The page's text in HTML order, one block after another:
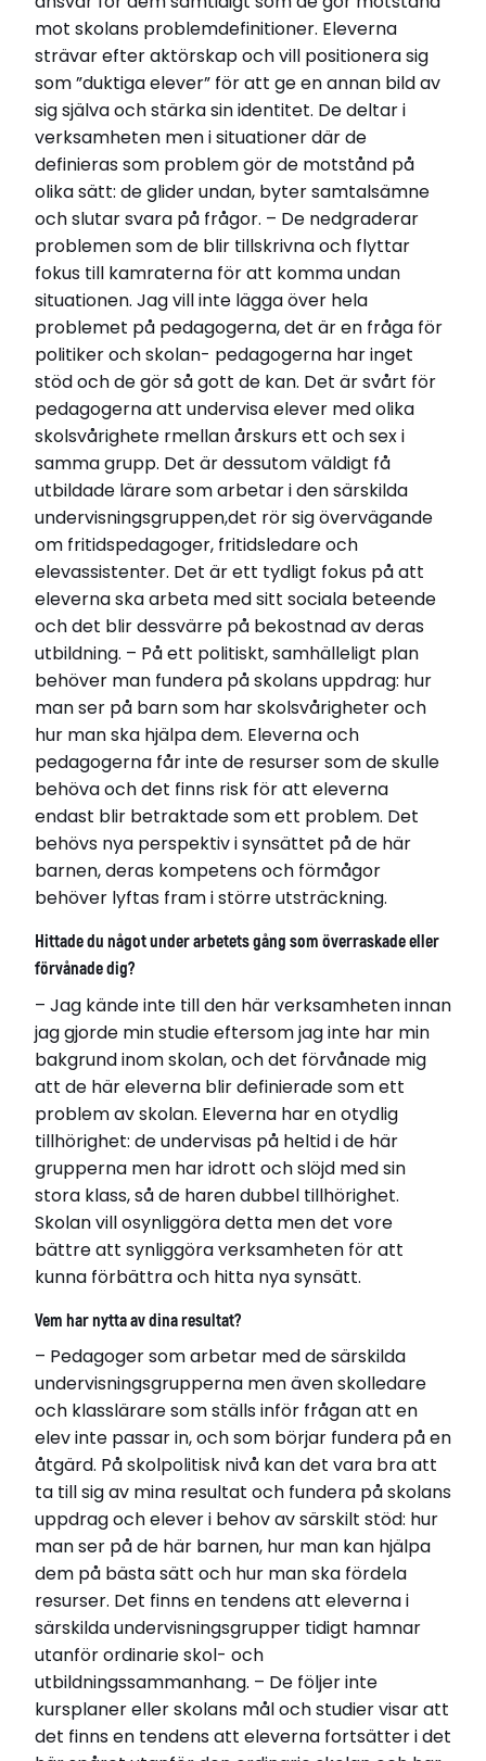
mot skolans problemdefinitioner. Eleverna
strävar efter aktörskap och vill positionera sig
som ”duktiga elever” för att ge en annan bild av
sig själva och stärka sin identitet. De deltar i
verksamheten men i situationer där de
definieras som problem gör de motstånd på
olika sätt: de glider undan, byter samtalsämne
och slutar svara på frågor. – De nedgraderar
problemen som de blir tillskrivna och flyttar
fokus till kamraterna för att komma undan
situationen. Jag vill inte lägga över hela
problemet på pedagogerna, det är en fråga för
politiker och skolan- pedagogerna har inget
stöd och de gör så gott de kan. Det är svårt för
pedagogerna att undervisa elever med olika
skolsvårighete rmellan årskurs ett och sex i
samma grupp. Det är dessutom väldigt få
utbildade lärare som arbetar i den särskilda
undervisningsgruppen,det rör sig övervägande
om fritidspedagoger, fritidsledare och
elevassistenter. Det är ett tydligt fokus på att
eleverna ska arbeta med sitt sociala beteende
och det blir dessvärre på bekostnad av deras
utbildning. – På ett politiskt, samhälleligt plan
behöver man fundera på skolans uppdrag: hur
man ser på barn som har skolsvårigheter och
hur man ska hjälpa dem. Eleverna och
pedagogerna får inte de resurser som de skulle
behöva och det finns risk för att eleverna
endast blir betraktade som ett problem. Det
behövs nya perspektiv i synsättet på de här
barnen, deras kompetens och förmågor
behöver lyftas fram i större utsträckning.
Hittade du något under arbetets gång som överraskade eller
förvånade dig?
– Jag kände inte till den här verksamheten innan
jag gjorde min studie eftersom jag inte har min
bakgrund inom skolan, och det förvånade mig
att de här eleverna blir definierade som ett
problem av skolan. Eleverna har en otydlig
tillhörighet: de undervisas på heltid i de här
grupperna men har idrott och slöjd med sin
stora klass, så de haren dubbel tillhörighet.
Skolan vill osynliggöra detta men det vore
bättre att synliggöra verksamheten för att
kunna förbättra och hitta nya synsätt.
Vem har nytta av dina resultat?
– Pedagoger som arbetar med de särskilda
undervisningsgrupperna men även skolledare
och klasslärare som ställs inför frågan att en
elev inte passar in, och som börjar fundera på en
åtgärd. På skolpolitisk nivå kan det vara bra att
ta till sig av mina resultat och fundera på skolans
uppdrag och elever i behov av särskilt stöd: hur
man ser på de här barnen, hur man kan hjälpa
dem på bästa sätt och hur man ska fördela
resurser. Det finns en tendens att eleverna i
särskilda undervisningsgrupper tidigt hamnar
utanför ordinarie skol- och
utbildningssammanhang. – De följer inte
kursplaner eller skolans mål och studier visar att
det finns en tendens att eleverna fortsätter i det